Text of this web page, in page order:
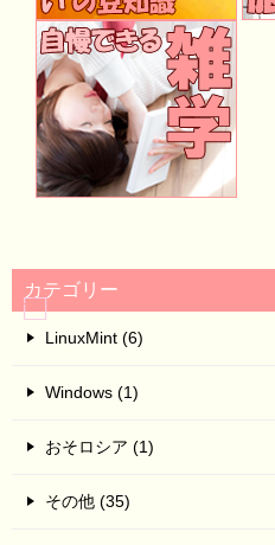
カテゴリー
LinuxMint (6)
Windows (1)
おそロシア (1)
その他 (35)